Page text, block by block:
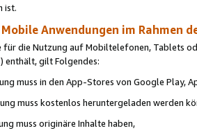
ist.
Anwendungen im Rahmen
für die Nutzung auf Mobiltelefonen, Tablets
enthält, gilt Folgendes:
muss in den App-Stores von Google Play,
muss kostenlos heruntergeladen werden
muss originäre Inhalte haben,